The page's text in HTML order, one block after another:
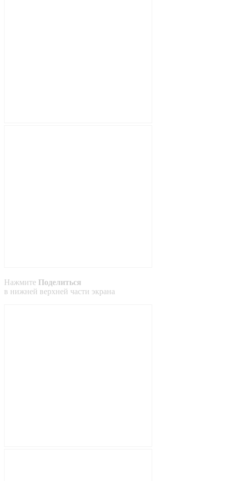
Нажмите Поделиться
в нижней верхней части экрана